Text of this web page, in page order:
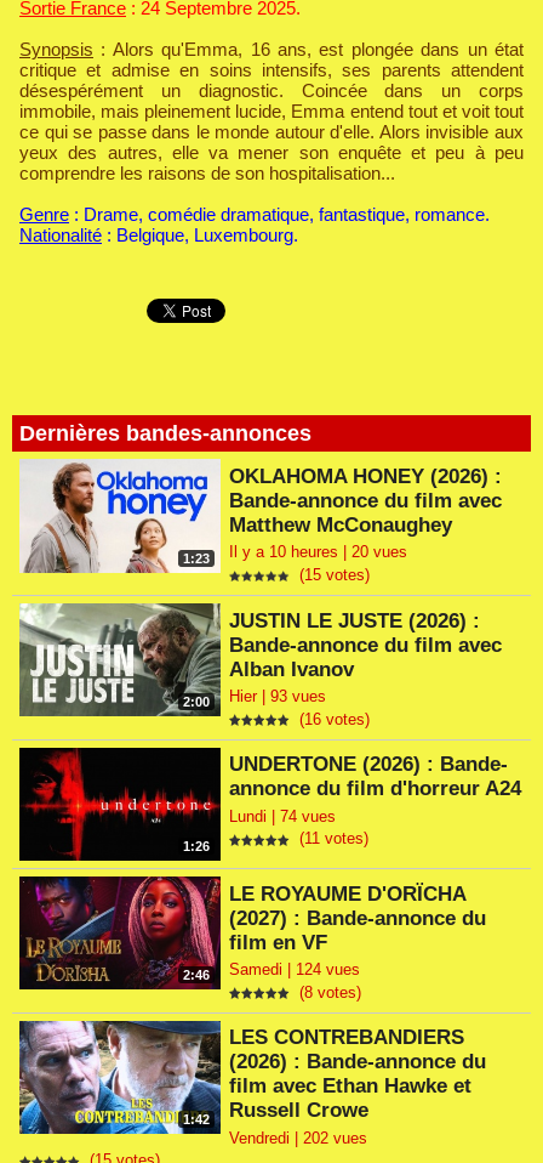
Dernières bandes-annonces
1:23
OKLAHOMA HONEY (2026) :
Bande-annonce du film avec
Matthew McConaughey
Il y a 10 heures | 20 vues
(15 votes)
2:00
JUSTIN LE JUSTE (2026) :
Bande-annonce du film avec
Alban Ivanov
Hier | 93 vues
(16 votes)
1:26
UNDERTONE (2026) : Bande-
annonce du film d'horreur A24
Lundi | 74 vues
(11 votes)
2:46
LE ROYAUME D'ORÏCHA
(2027) : Bande-annonce du
film en VF
Samedi | 124 vues
(8 votes)
1:42
LES CONTREBANDIERS
(2026) : Bande-annonce du
film avec Ethan Hawke et
Russell Crowe
Vendredi | 202 vues
Sortie France : 24 Septembre 2025.
Synopsis : Alors qu'Emma, 16 ans, est plongée dans un état
critique et admise en soins intensifs, ses parents attendent
désespérément un diagnostic. Coincée dans un corps
immobile, mais pleinement lucide, Emma entend tout et voit tout
ce qui se passe dans le monde autour d'elle. Alors invisible aux
yeux des autres, elle va mener son enquête et peu à peu
comprendre les raisons de son hospitalisation...
Genre : Drame, comédie dramatique, fantastique, romance.
Nationalité : Belgique, Luxembourg.